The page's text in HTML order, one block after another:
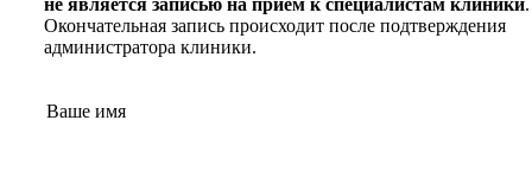
Окончательная запись происходит после подтверждения
администратора клиники.